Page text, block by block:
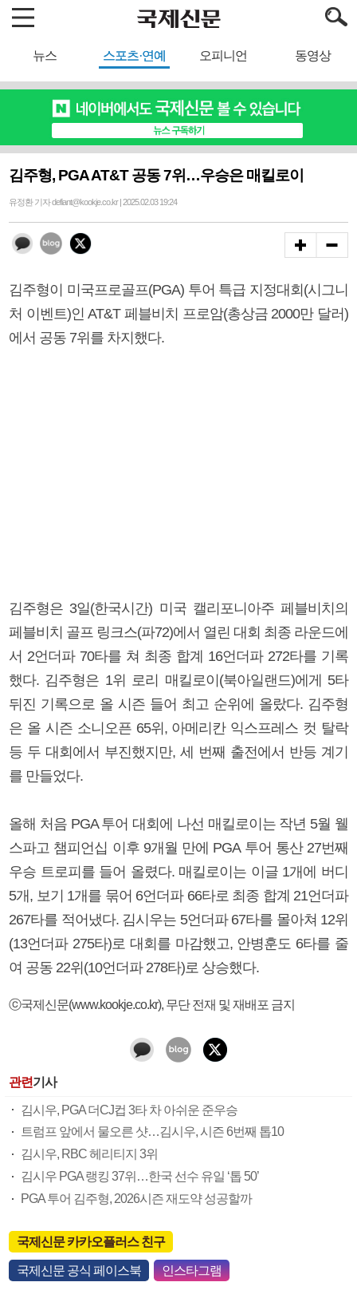
뉴스 스포츠·연예 오피니언 동영상
김주형, PGA AT&T 공동 7위…우승은 매킬로이
유정환 기자 defiant@kookje.co.kr | 2025.02.03 19:24
김주형이 미국프로골프(PGA) 투어 특급 지정대회(시그니
처 이벤트)인 AT&T 페블비치 프로암(총상금 2000만 달러)
에서 공동 7위를 차지했다.
김주형은 3일(한국시간) 미국 캘리포니아주 페블비치의
페블비치 골프 링크스(파72)에서 열린 대회 최종 라운드에
서 2언더파 70타를 쳐 최종 합계 16언더파 272타를 기록
했다. 김주형은 1위 로리 매킬로이(북아일랜드)에게 5타
뒤진 기록으로 올 시즌 들어 최고 순위에 올랐다. 김주형
은 올 시즌 소니오픈 65위, 아메리칸 익스프레스 컷 탈락
등 두 대회에서 부진했지만, 세 번째 출전에서 반등 계기
를 만들었다.
올해 처음 PGA 투어 대회에 나선 매킬로이는 작년 5월 웰
스파고 챔피언십 이후 9개월 만에 PGA 투어 통산 27번째
우승 트로피를 들어 올렸다. 매킬로이는 이글 1개에 버디
5개, 보기 1개를 묶어 6언더파 66타로 최종 합계 21언더파
267타를 적어냈다. 김시우는 5언더파 67타를 몰아쳐 12위
(13언더파 275타)로 대회를 마감했고, 안병훈도 6타를 줄
여 공동 22위(10언더파 278타)로 상승했다.
ⓒ국제신문(www.kookje.co.kr), 무단 전재 및 재배포 금지
관련기사
김시우, PGA 더CJ컵 3타 차 아쉬운 준우승
트럼프 앞에서 물오른 샷…김시우, 시즌 6번째 톱10
김시우, RBC 헤리티지 3위
김시우 PGA 랭킹 37위…한국 선수 유일 ‘톱 50’
PGA 투어 김주형, 2026시즌 재도약 성공할까
국제신문 카카오플러스 친구
국제신문 공식 페이스북 인스타그램